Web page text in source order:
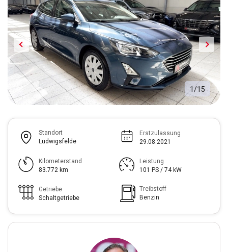
1/15
Standort
Ludwigsfelde
Erstzulassung
29.08.2021
Kilometerstand
83.772 km
Leistung
101 PS / 74 kW
Getriebe
Schaltgetriebe
Treibstoff
Benzin